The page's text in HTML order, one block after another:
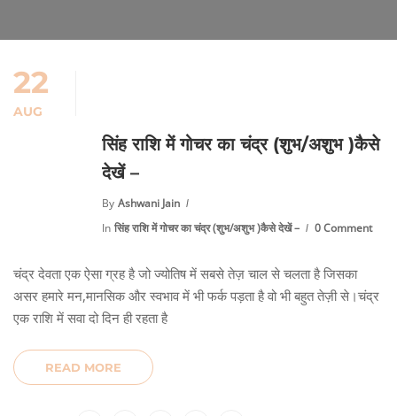
22
AUG
सिंह राशि में गोचर का चंद्र (शुभ/अशुभ )कैसे
देखें –
By Ashwani Jain
In सिंह राशि में गोचर का चंद्र (शुभ/अशुभ )कैसे देखें – 0 Comment
चंद्र देवता एक ऐसा ग्रह है जो ज्योतिष में सबसे तेज़ चाल से चलता है जिसका
असर हमारे मन,मानसिक और स्वभाव में भी फर्क पड़ता है वो भी बहुत तेज़ी से।चंद्र
एक राशि में सवा दो दिन ही रहता है
READ MORE